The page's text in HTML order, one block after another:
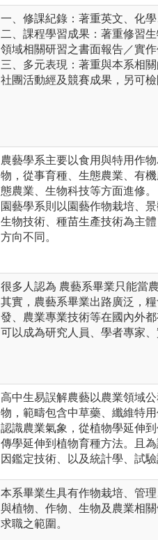
一、修課紀錄：著重英文、化
二、課程學習成果：著重修習
領域相關研習之書面報告／實作
三、多元表現：著重與本系相
社團活動經及競賽成果，另可
農藝學系主要以食用與特用作
物，從事育種、生態農業、有
態農業、生物科技等方面進修。
園藝學系則以園藝作物栽培、
生物技術、種苗生產技術為主
方向不同。
很多人認為 農藝系畢業只能當
其實，農藝系畢業出路廣泛，
發、農業專業技術等在國內外都
可以成為研究人員、學者專家
高中生易誤解農藝以農業領域
物，範疇包含中草藥、纖維特
認識農業氣象，從植物學延伸
傳學延伸到植物育種方法。且
因鑑定技術、以及統計學、試
本系畢業生具有作物栽培、管
與植物、作物、生物及農業相
求職之範圍。